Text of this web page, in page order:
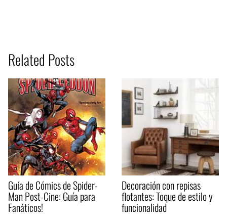
Related Posts
Guía de Cómics de Spider-
Man Post-Cine: Guía para
Fanáticos!
Decoración con repisas
flotantes: Toque de estilo y
funcionalidad